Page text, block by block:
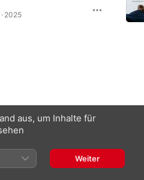
2025
aus, um Inhalte für
Weiter